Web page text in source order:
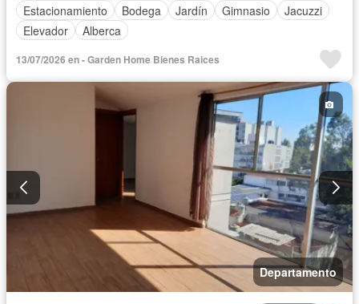
Estacionamiento
Bodega Jardín Gimnasio
Jacuzzi
Elevador
Alberca
13/07/2026 en - Garden Home Bienes Rai­ces
Departamento